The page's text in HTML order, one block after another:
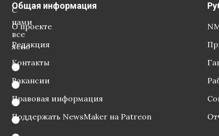
С
нами
все
ясно
Общая информация
О проекте
Редакция
Контакты
Вакансии
Правовая информация
Поддержать NewsMaker на Patreon